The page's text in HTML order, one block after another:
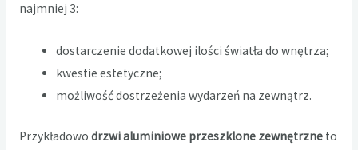
najmniej 3:
dostarczenie dodatkowej ilości światła do wnętrza;
kwestie estetyczne;
możliwość dostrzeżenia wydarzeń na zewnątrz.
Przykładowo drzwi aluminiowe przeszklone zewnętrzneto